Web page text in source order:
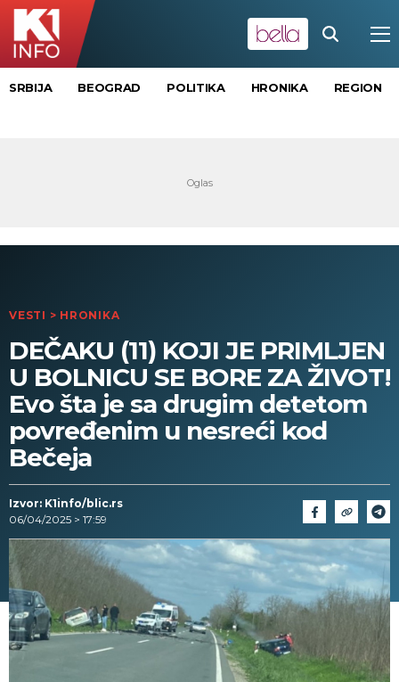
SRBIJA BEOGRAD POLITIKA HRONIKA REGION
VESTI > HRONIKA
DEČAKU (11) KOJI JE PRIMLJEN
U BOLNICU SE BORE ZA ŽIVOT!
Evo šta je sa drugim detetom
povređenim u nesreći kod
Bečeja
Izvor: K1info/blic.rs
06/04/2025 > 17:59